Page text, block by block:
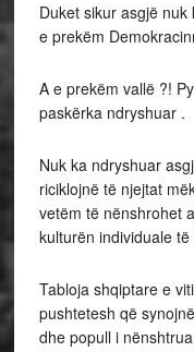
Duket sikur asgjë
e prekëm
A e prekëm vallë ?!
paskërka ndryshuar .
Nuk ka ndryshuar
riciklojnë të njejtat
vetëm të nënshrohet
kulturën individuale
Tabloja shqiptare e
pushtetesh që
dhe popull i